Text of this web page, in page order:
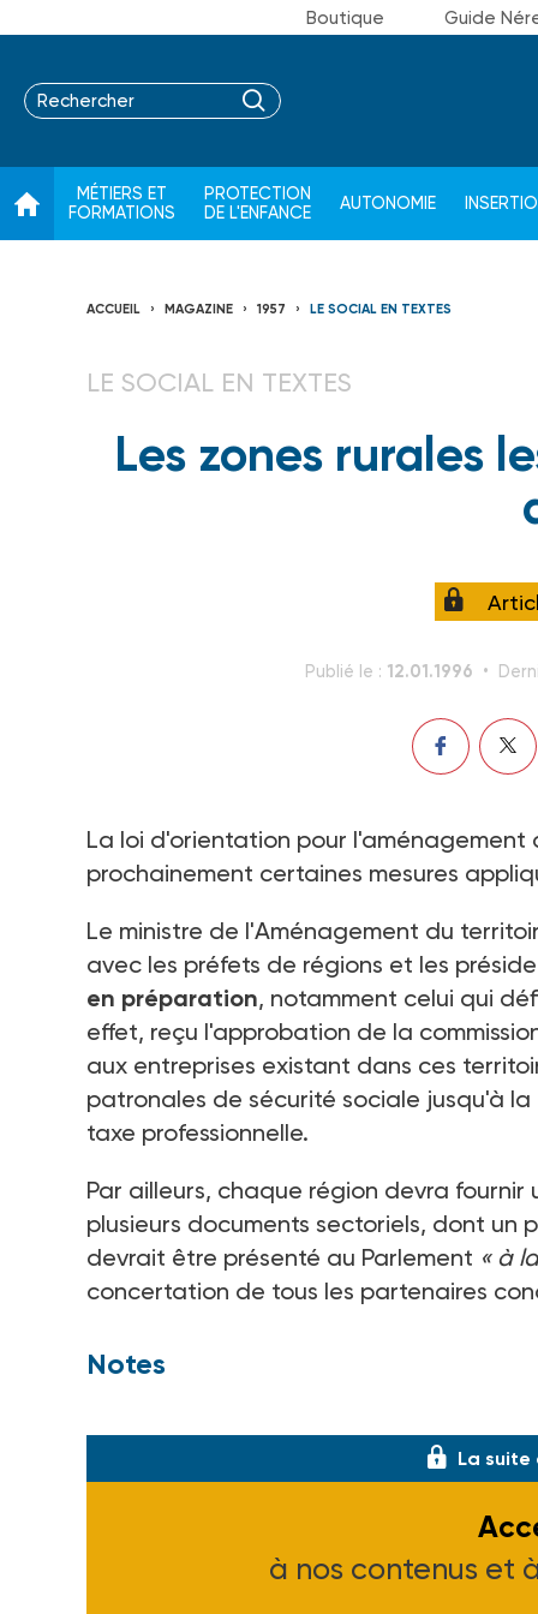
Boutique Guide
MÉTIERS ET
FORMATIONS
PROTECTION
DE L'ENFANCE
AUTONOMIE
ACCUEIL MAGAZINE 1957 LE SOCIAL EN TEXTES
LE SOCIAL EN TEXTES
Les zones rurales
Publié le : 12.01.1996
La loi d'orientation pour
prochainement certaines mesures
Le ministre de l'Aménagement du
avec les préfets de régions et les
en préparation, notamment celui qui
effet, reçu l'approbation de la
aux entreprises existant dans ces
patronales de sécurité sociale jusqu'à
taxe professionnelle.
Par ailleurs, chaque région devra
plusieurs documents sectoriels, dont
devrait être présenté au Parlement « à
concertation de tous les partenaires
Notes
La suite
à nos contenus et